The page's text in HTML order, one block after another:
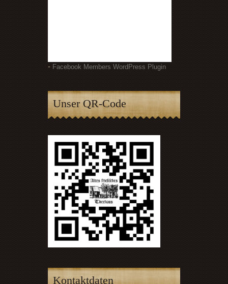
- Facebook Members WordPress Plugin
Unser QR-Code
Kontaktdaten